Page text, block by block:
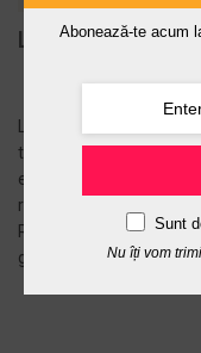
Loțiune pentru
ten gras are rol de
excesului de sebum și de
reducere a porilor.
RECOMANDAT
g...
Abonează-te acum
Sunt
Nu îți vom